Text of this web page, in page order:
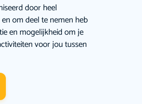
door heel
om deel te nemen heb
en mogelijkheid om je
voor jou tussen